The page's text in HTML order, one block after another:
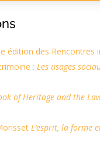
édition des Rencontres
: Les usages
of Heritage and the
L’esprit, la forme